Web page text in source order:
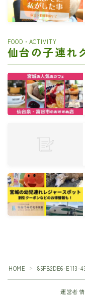
FOOD・ACTIVITY
仙台の子連れ
HOME ＞ 85FB2DE6-E113-
運営者